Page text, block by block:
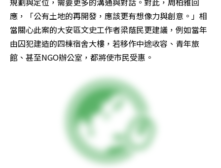
應，「公有土地的再開發，應該更有想像力與創意。」相
當關心此案的大安區文史工作者梁蔭民更建議，例如當年
由囚犯建造的四棟宿舍大樓，若移作中途收容、青年旅
館、甚至NGO辦公室，都將使市民受惠。